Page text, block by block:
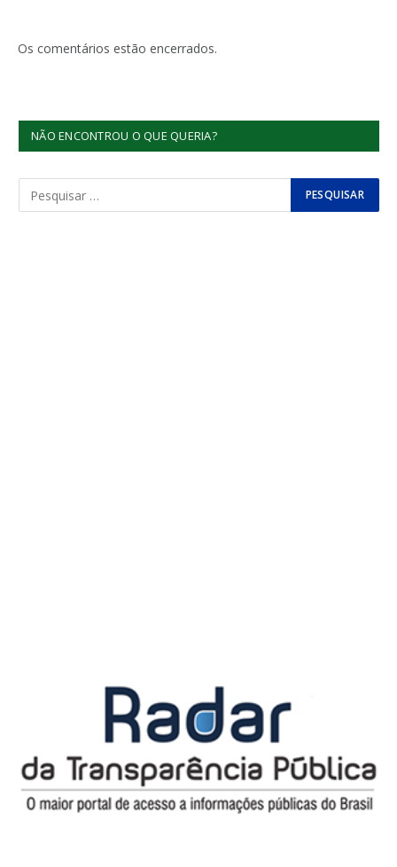
Os comentários estão encerrados.
NÃO ENCONTROU O QUE QUERIA?